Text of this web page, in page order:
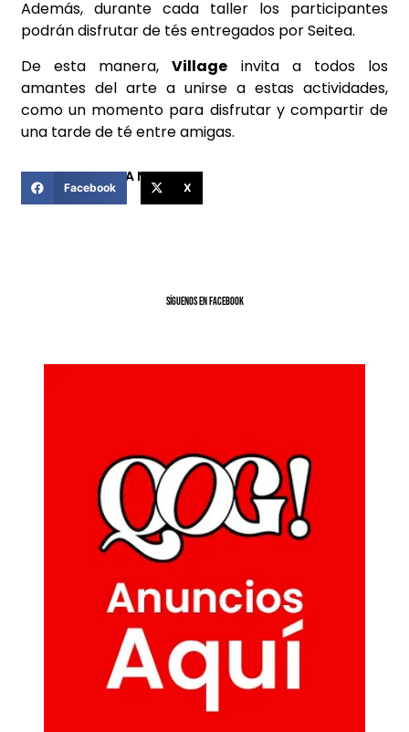
Además, durante cada taller los participantes
podrán disfrutar de tés entregados por Seitea.
De esta manera,Village invita a todos los
amantes del arte a unirse a estas actividades,
como un momento para disfrutar y compartir de
una tarde de té entre amigas.
COMPARTIR ESTA NOTICIA
Facebook X
SíGUENOS EN FACEBOOK